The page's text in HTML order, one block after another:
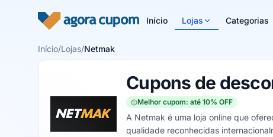
Início Lojas Categorias
Início/Lojas/Netmak
Cupons de
Melhor cupom: até 10% OFF
A Netmak é uma loja online que
qualidade reconhecidas